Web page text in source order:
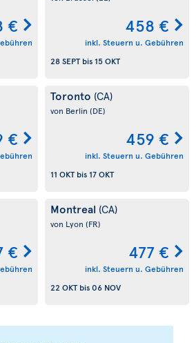
€ 458 €
inkl. Steuern u. Gebühren
28 SEPTbis 15 OKT
€
Toronto (CA)
von Berlin (DE)
459 €
inkl. Steuern u. Gebühren
11 OKTbis 17 OKT
€
Montreal (CA)
von Lyon (FR)
477 €
inkl. Steuern u. Gebühren
22 OKTbis06 NOV